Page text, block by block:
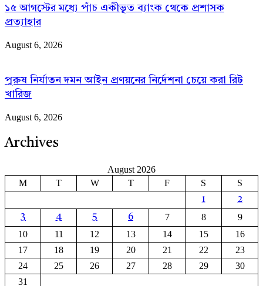
১৫ আগস্টের মধ্যে পাঁচ একীভূত ব্যাংক থেকে প্রশাসক
প্রত্যাহার
August 6, 2026
পুরুষ নির্যাতন দমন আইন প্রণয়নের নির্দেশনা চেয়ে করা রিট
খারিজ
August 6, 2026
Archives
August 2026
M
T W T F S S
1
2
3
4 5 6 7 8
9
10
11 12 13 14 15
16
17
18 19 20 21 22
23
24
25 26 27 28 29
30
31